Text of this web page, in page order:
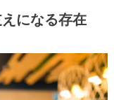
になる存在